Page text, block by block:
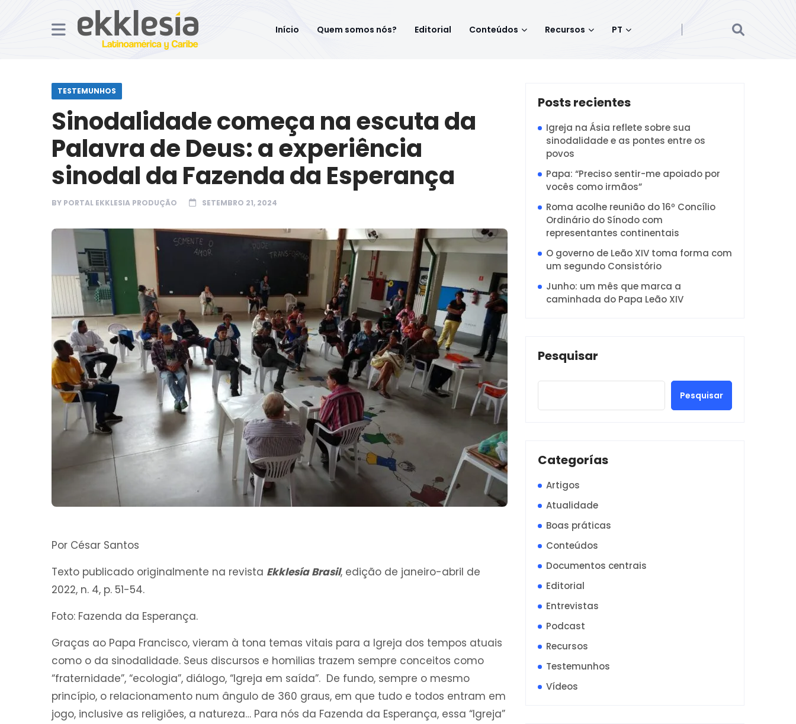
Início Quem somos nós? Editorial Conteúdos Recursos PT
TESTEMUNHOS
Sinodalidade começa na escuta da
Palavra de Deus: a experiência
sinodal da Fazenda da Esperança
BY PORTAL EKKLESIA PRODUÇÃO SETEMBRO 21, 2024
Por César Santos
Texto publicado originalmente na revista Ekklesía Brasil, edição de janeiro-abril de
2022, n. 4, p. 51-54.
Foto: Fazenda da Esperança.
Graças ao Papa Francisco, vieram à tona temas vitais para a Igreja dos tempos atuais
como o da sinodalidade. Seus discursos e homilias trazem sempre conceitos como
“fraternidade”, “ecologia”, diálogo, “Igreja em saída”. De fundo, sempre o mesmo
princípio, o relacionamento num ângulo de 360 graus, em que tudo e todos entram em
jogo, inclusive as religiões, a natureza… Para nós da Fazenda da Esperança, essa “Igreja”
Posts recientes
Igreja na Ásia reflete sobre sua
sinodalidade e as pontes entre os
povos
Papa: “Preciso sentir-me apoiado por
vocês como irmãos”
Roma acolhe reunião do 16º Concílio
Ordinário do Sínodo com
representantes continentais
O governo de Leão XIV toma forma com
um segundo Consistório
Junho: um mês que marca a
caminhada do Papa Leão XIV
Pesquisar
Pesquisar
Categorías
Artigos
Atualidade
Boas práticas
Conteúdos
Documentos centrais
Editorial
Entrevistas
Podcast
Recursos
Testemunhos
Vídeos